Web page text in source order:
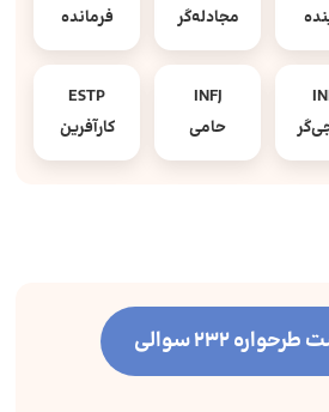
مجادله‌گر
فرمانده
INFJ
حامی
ESTP
کارآفرین
232 سوالی